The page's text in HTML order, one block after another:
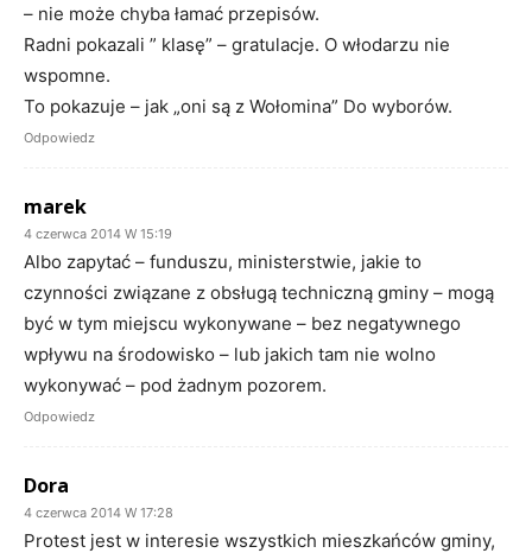
– nie może chyba łamać przepisów.
Radni pokazali ” klasę” – gratulacje. O włodarzu nie
wspomne.
To pokazuje – jak „oni są z Wołomina” Do wyborów.
Odpowiedz
marek
4 czerwca 2014 W 15:19
Albo zapytać – funduszu, ministerstwie, jakie to
czynności związane z obsługą techniczną gminy – mogą
być w tym miejscu wykonywane – bez negatywnego
wpływu na środowisko – lub jakich tam nie wolno
wykonywać – pod żadnym pozorem.
Odpowiedz
Dora
4 czerwca 2014 W 17:28
Protest jest w interesie wszystkich mieszkańców gminy,